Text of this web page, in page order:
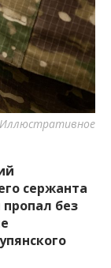
о событиях
и области.
сержанта
без